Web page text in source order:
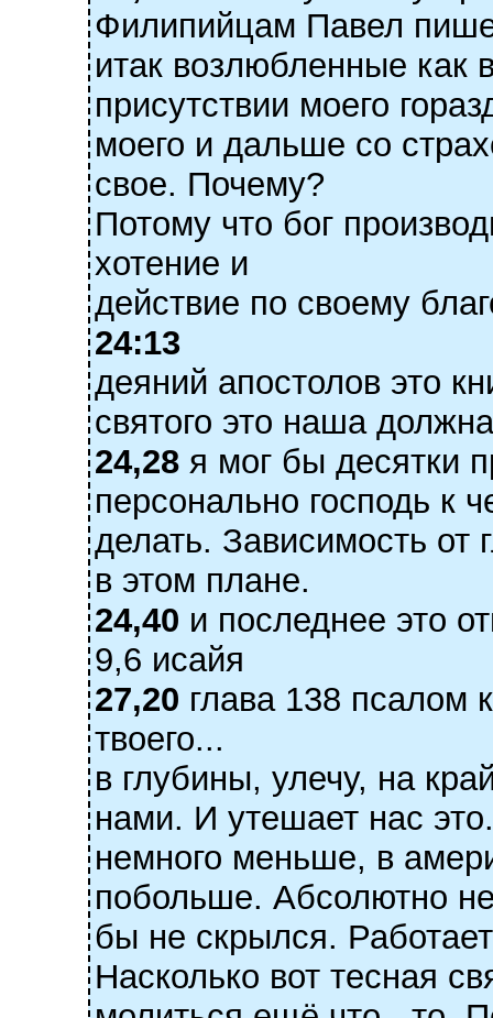
Филипийцам Павел
итак возлюбленные как
присутствии моего
моего и дальше со
свое. Почему?
Потому что бог
хотение и
действие по своему
24:13
деяний апостолов это
святого это наша
24,28 я мог бы десятки
персонально господь к
делать. Зависимость
в этом плане.
24,40 и последнее это
9,6 исайя
27,20 глава 138 псалом
твоего...
в глубины, улечу, на
нами. И утешает нас
немного меньше, в
побольше. Абсолютно
бы не скрылся.
Насколько вот тесная